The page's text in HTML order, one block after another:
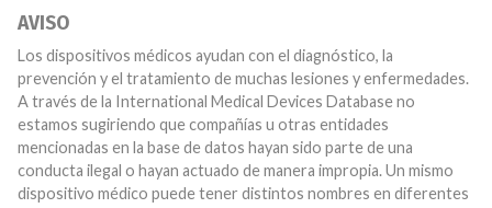
AVISO
Los dispositivos médicos ayudan con el diagnóstico, la
prevención y el tratamiento de muchas lesiones y enfermedades.
A través de la International Medical Devices Database no
estamos sugiriendo que compañías u otras entidades
mencionadas en la base de datos hayan sido parte de una
conducta ilegal o hayan actuado de manera impropia. Un mismo
dispositivo médico puede tener distintos nombres en diferentes